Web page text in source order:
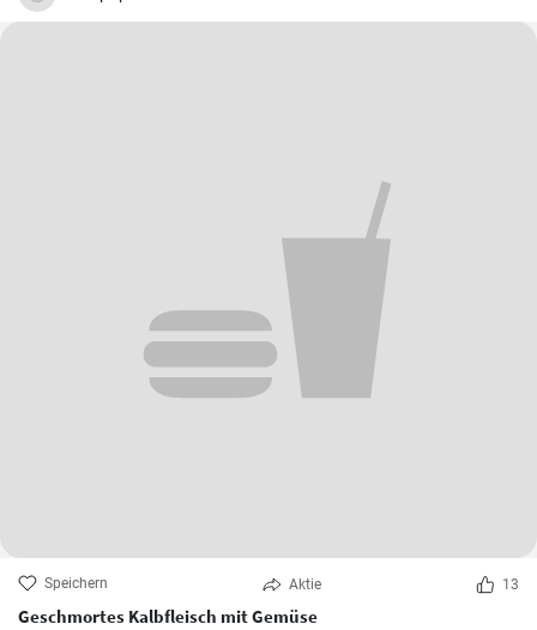
Speichern Aktie 13
Geschmortes Kalbfleisch mit Gemüse